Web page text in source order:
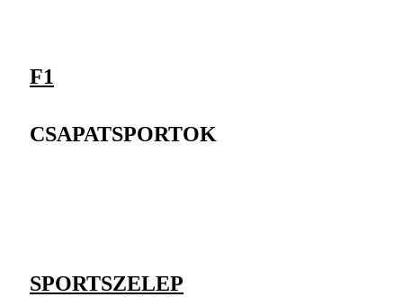
F1
CSAPATSPORTOK
SPORTSZELEP